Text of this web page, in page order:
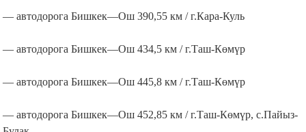
— автодорога Бишкек—Ош 390,55 км / г.Кара-Куль
— автодорога Бишкек—Ош 434,5 км / г.Таш-Көмүр
— автодорога Бишкек—Ош 445,8 км / г.Таш-Көмүр
— автодорога Бишкек—Ош 452,85 км / г.Таш-Көмүр, с.Пайыз-